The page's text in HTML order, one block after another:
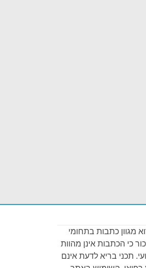
מגוון כתבות בתחומי
כי הכתבות אינן מהוות
תכני בריא לדעת אינם